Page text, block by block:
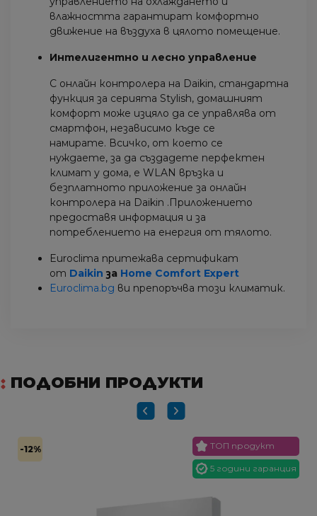
влажността гарантират комфортно
движение на въздуха в цялото помещение.
Интелигентно и лесно управление
С онлайн контролера на Daikin, стандартна
функция за серията Stylish, домашният
комфорт може изцяло да се управлява от
смартфон, независимо къде се
намирате. Всичко, от което се
нуждаете, за да създадете перфектен
климат у дома, е WLAN връзка и
безплатното приложение за онлайн
контролера на Daikin .Приложението
предоставя информация и за
потреблението на енергия от тялото.
Euroclima притежава сертификат
от Daikin за Home Comfort Expert
Euroclima.bg ви препоръчва този климатик.
ПОДОБНИ ПРОДУКТИ
-12% ТОП продукт
5 години гаранция